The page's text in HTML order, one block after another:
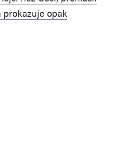
prokazuje opak